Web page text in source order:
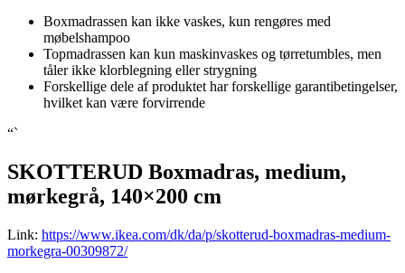
Boxmadrassen kan ikke vaskes, kun rengøres med
møbelshampoo
Topmadrassen kan kun maskinvaskes og tørretumbles, men
tåler ikke klorblegning eller strygning
Forskellige dele af produktet har forskellige garantibetingelser,
hvilket kan være forvirrende
“`
SKOTTERUD Boxmadras, medium,
mørkegrå, 140×200 cm
Link: https://www.ikea.com/dk/da/p/skotterud-boxmadras-medium-
morkegra-00309872/